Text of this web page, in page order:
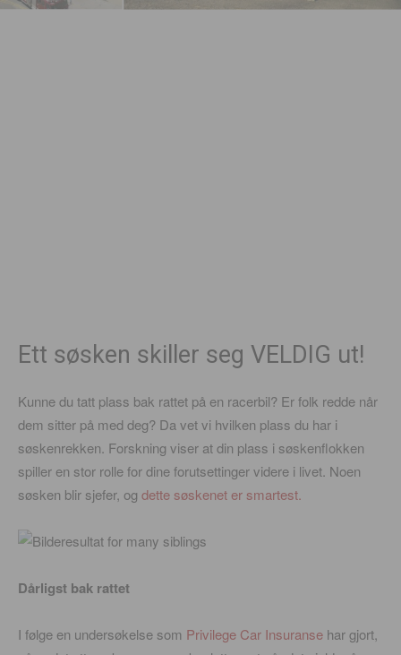
Ett søsken skiller seg VELDIG ut!
Kunne du tatt plass bak rattet på en racerbil? Er folk redde når
dem sitter på med deg? Da vet vi hvilken plass du har i
søskenrekken. Forskning viser at din plass i søskenflokken
spiller en stor rolle for dine forutsettinger videre i livet. Noen
søsken blir sjefer, og dette søskenet er smartest.
Dårligst bak rattet
I følge en undersøkelse som Privilege Car Insuranse har gjort,